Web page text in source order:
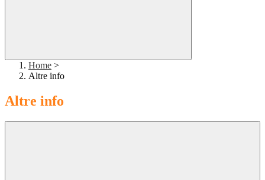
Home >
Altre info
Altre info